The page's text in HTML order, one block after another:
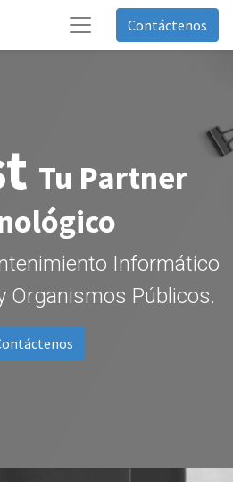
Contáctenos
Tu Partner
Informático
Organismos Públicos.